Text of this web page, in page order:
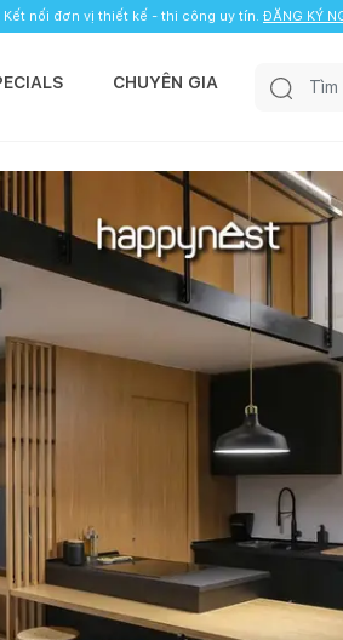
Kết nối đơn vị thiết kế - thi công uy tín. ĐĂNG KÝ
CHUYÊN GIA